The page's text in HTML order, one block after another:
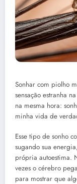
Sonhar com piolho
sensação estranha
na mesma hora:
minha vida de
Esse tipo de sonho
sugando sua
própria autoestima.
vezes o cérebro
para mostrar que